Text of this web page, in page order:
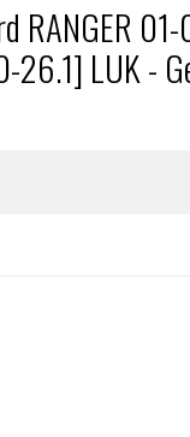
RANGER
26.1] LUK -